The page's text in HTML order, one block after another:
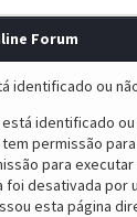
Forum
identificado ou
está identificado
tem permissão
para executar
foi desativada por
esta página